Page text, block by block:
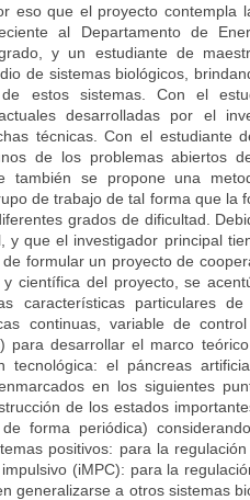
eso que el proyecto contempla
al Departamento de
y un estudiante de
de sistemas biológicos,
de estos sistemas. Con el
desarrolladas por el
técnicas. Con el estudiante
de los problemas abiertos
también se propone una
de trabajo de tal forma que la
grados de dificultad.
y que el investigador principal
formular un proyecto de
científica del proyecto, se
características particulares
continuas, variable de
para desarrollar el marco
tecnológica: el páncreas
en los siguientes
de los estados
forma periódica)
positivos: para la
(iMPC): para la
generalizarse a otros sistemas